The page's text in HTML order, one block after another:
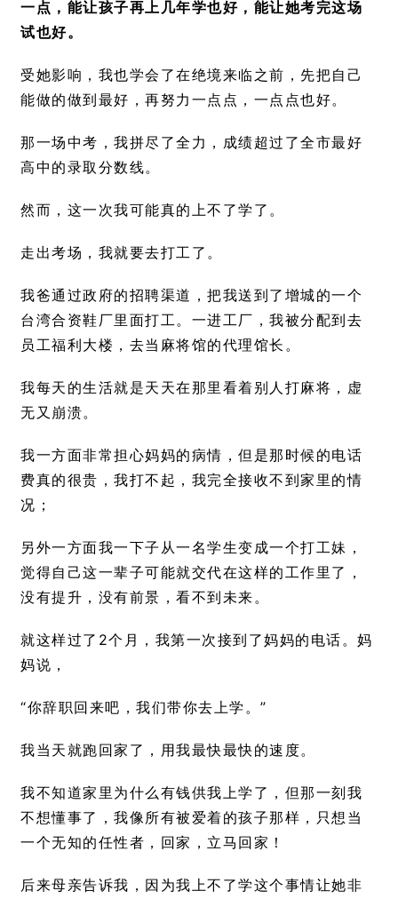
一点，能让孩子再上几年学也好，能让她考完这场
试也好。
受她影响，我也学会了在绝境来临之前，先把自己
能做的做到最好，再努力一点点，一点点也好。
那一场中考，我拼尽了全力，成绩超过了全市最好
高中的录取分数线。
然而，这一次我可能真的上不了学了。
走出考场，我就要去打工了。
我爸通过政府的招聘渠道，把我送到了增城的一个
台湾合资鞋厂里面打工。一进工厂，我被分配到去
员工福利大楼，去当麻将馆的代理馆长。
我每天的生活就是天天在那里看着别人打麻将，虚
无又崩溃。
我一方面非常担心妈妈的病情，但是那时候的电话
费真的很贵，我打不起，我完全接收不到家里的情
况；
另外一方面我一下子从一名学生变成一个打工妹，
觉得自己这一辈子可能就交代在这样的工作里了，
没有提升，没有前景，看不到未来。
就这样过了2个月，我第一次接到了妈妈的电话。妈
妈说，
“你辞职回来吧，我们带你去上学。”
我当天就跑回家了，用我最快最快的速度。
我不知道家里为什么有钱供我上学了，但那一刻我
不想懂事了，我像所有被爱着的孩子那样，只想当
一个无知的任性者，回家，立马回家！
后来母亲告诉我，因为我上不了学这个事情让她非